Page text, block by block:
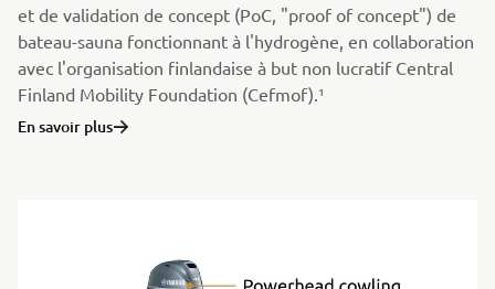
et de validation de concept (PoC, "proof of concept") de
bateau-sauna fonctionnant à l'hydrogène, en collaboration
avec l'organisation finlandaise à but non lucratif Central
Finland Mobility Foundation (Cefmof).¹
En savoir plus